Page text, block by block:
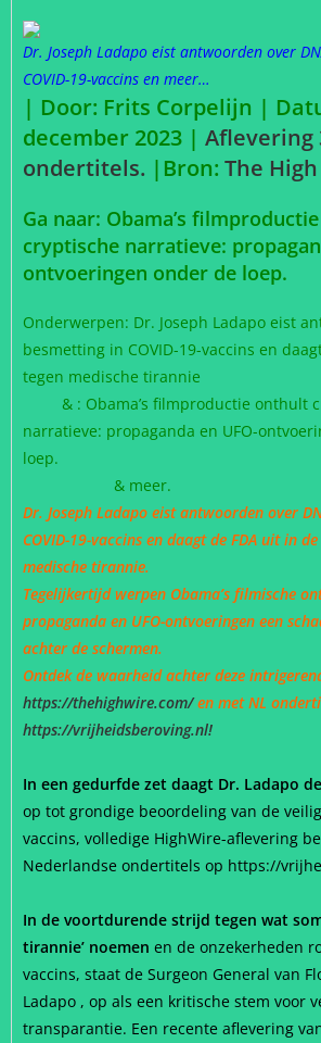
Dr. Joseph Ladapo eist antwoorden over
COVID-19-vaccins en meer…
| Door: Frits Corpelijn |
december 2023 | Aflevering
ondertitels. | Bron: The
Ga naar: Obama’s
cryptische narratieve:
ontvoeringen onder de loep.
Onderwerpen: Dr. Joseph Ladapo eist
besmetting in COVID-19-vaccins en
tegen medische tirannie
& : Obama’s filmproductie onthult
narratieve: propaganda en UFO-
loep.
& meer.
Dr. Joseph Ladapo eist antwoorden over
COVID-19-vaccins en daagt de FDA uit in
medische tirannie.
Tegelijkertijd werpen Obama’s filmische
propaganda en UFO-ontvoeringen een
achter de schermen.
Ontdek de waarheid achter deze
https://thehighwire.com/en met NL
https://vrijheidsberoving.nl!
In een gedurfde zet daagt Dr. Ladapo
op tot grondige beoordeling van de
vaccins, volledige HighWire-aflevering
Nederlandse ondertitels op https://
In de voortdurende strijd tegen wat
tirannie’ noemen en de onzekerheden
vaccins, staat de Surgeon General van
Ladapo , op als een kritische stem voor
transparantie. Een recente aflevering